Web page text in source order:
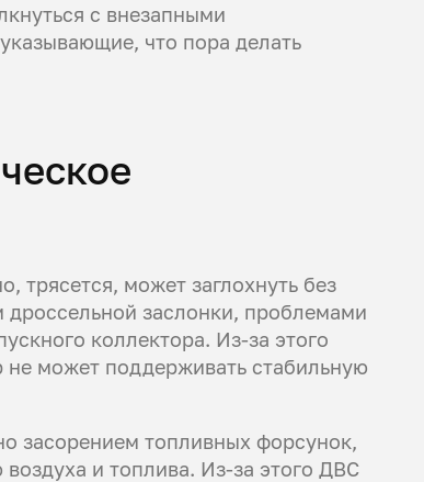
с внезапными
что пора делать
трясется, может заглохнуть без
дроссельной заслонки, проблемами
коллектора. Из-за этого
может поддерживать стабильную
засорением топливных форсунок,
и топлива. Из-за этого ДВС